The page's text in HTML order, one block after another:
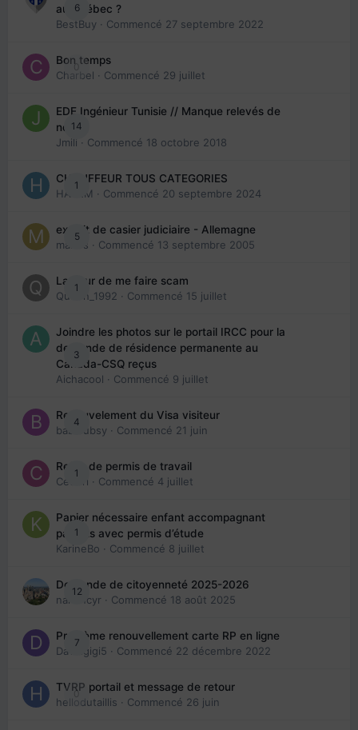
6
au Québec ?
BestBuy · Commencé 27 septembre 2022
0
Bon temps
Charbel · Commencé 29 juillet
14
EDE Ingénieur Tunisie // Manque relevés de
note
Jmili · Commencé 18 octobre 2018
1
CHAUFFEUR TOUS CATEGORIES
HAZEM · Commencé 20 septembre 2024
5
extrait de casier judiciaire - Allemagne
maries · Commencé 13 septembre 2005
1
La peur de me faire scam
Queen_1992 · Commencé 15 juillet
3
Joindre les photos sur le portail IRCC pour la
demande de résidence permanente au
Canada-CSQ reçus
Aichacool · Commencé 9 juillet
4
Renouvelement du Visa visiteur
babibubsy · Commencé 21 juin
1
Refus de permis de travail
Cedbri · Commencé 4 juillet
1
Papier nécessaire enfant accompagnant
parents avec permis d’étude
KarineBo · Commencé 8 juillet
12
Demande de citoyenneté 2025-2026
nanancyr · Commencé 18 août 2025
7
Problème renouvellement carte RP en ligne
Davidgigi5 · Commencé 22 décembre 2022
0
TVRP portail et message de retour
hellodutaillis · Commencé 26 juin